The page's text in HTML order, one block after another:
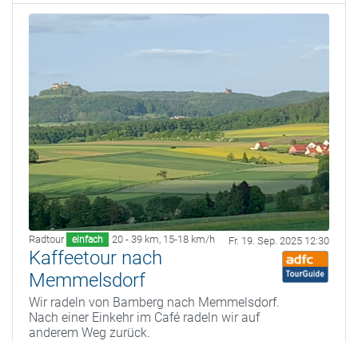
Radtour einfach 20 - 39 km, 15-18 km/h Fr. 19. Sep. 2025 12:30
Kaffeetour nach
Memmelsdorf
Wir radeln von Bamberg nach Memmelsdorf.
Nach einer Einkehr im Café radeln wir auf
anderem Weg zurück.